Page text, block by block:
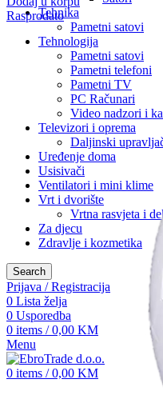
Tehnika
Pametni satovi
Tehnologija
Pametni satovi
Pametni telefoni
Pametni TV
PC Računari
Video nadzori i
Televizori i oprema
Daljinski
Uređenje doma
Usisivači
Ventilatori i mini klime
Vrt i dvorište
Vrtna rasvjeta i
Za djecu
Zdravlje i kozmetika
Search
Prijava / Registracija
0 Lista želja
0 Usporedba
0 items / 0,00 KM
Menu
0 items / 0,00 KM
Rasprodato